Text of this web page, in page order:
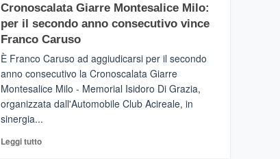
vicoli
medievali
Mondello
(Palermo)
–
adesso
Pasta
–
La
Dente”,
Cronoscalata Giarre Montesalice Milo:
per il secondo anno consecutivo vince
Franco Caruso
È Franco Caruso ad aggiudicarsi per il secondo
anno consecutivo la Cronoscalata Giarre
Montesalice Milo - Memorial Isidoro Di Grazia,
organizzata dall'Automobile Club Acireale, in
sinergia...
Leggi tuttoLeggi